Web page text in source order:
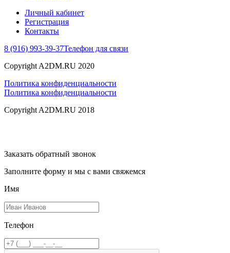
Личный кабинет
Регистрация
Контакты
8 (916) 993-39-37Телефон для связи
Copyright A2DM.RU 2020
Политика конфиденциальности
Политика конфиденциальности
Copyright A2DM.RU 2018
Заказать обратный звонок
Заполните форму и мы с вами свяжемся
Имя
Телефон